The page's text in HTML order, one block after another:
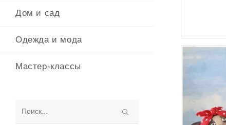
Дом и сад
Одежда и мода
Мастер-классы